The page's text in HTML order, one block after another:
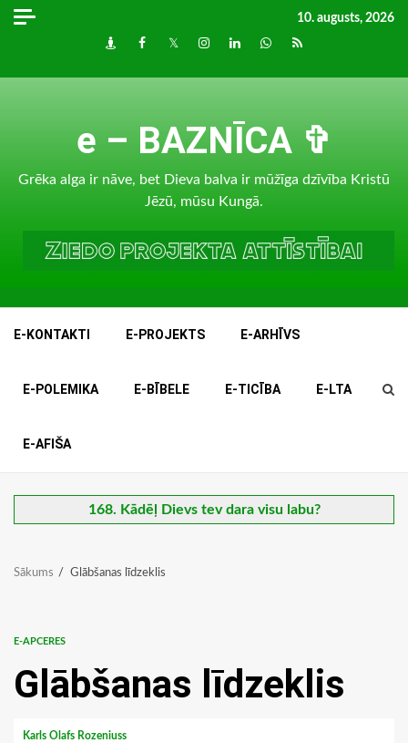
Skip
10. augusts, 2026
DraugiemFacebook
TwitterInstagram
LinkedInwhatsapp
RSS
e – BAZNĪCA ✞
Grēka alga ir nāve, bet Dieva balva ir mūžīga dzīvība Kristū
Jēzū, mūsu Kungā.
E-KONTAKTI E-PROJEKTS E-ARHĪVS
E-POLEMIKA E-BĪBELE E-TICĪBA E-LTA
E-AFIŠA
168. Kādēļ Dievs tev dara visu labu?
Sākums Glābšanas līdzeklis
E-APCERES
Glābšanas līdzeklis
Karls Olafs Rozeniuss